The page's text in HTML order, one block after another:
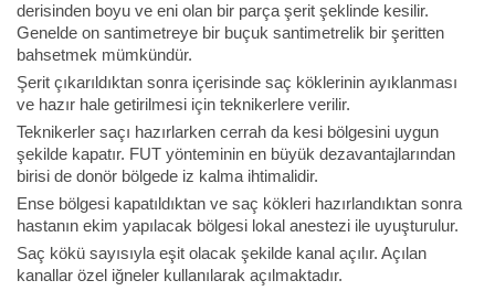
derisinden boyu ve eni olan bir parça şerit şeklinde kesilir.
Genelde on santimetreye bir buçuk santimetrelik bir şeritten
bahsetmek mümkündür.
Şerit çıkarıldıktan sonra içerisinde saç köklerinin ayıklanması
ve hazır hale getirilmesi için teknikerlere verilir.
Teknikerler saçı hazırlarken cerrah da kesi bölgesini uygun
şekilde kapatır. FUT yönteminin en büyük dezavantajlarından
birisi de donör bölgede iz kalma ihtimalidir.
Ense bölgesi kapatıldıktan ve saç kökleri hazırlandıktan sonra
hastanın ekim yapılacak bölgesi lokal anestezi ile uyuşturulur.
Saç kökü sayısıyla eşit olacak şekilde kanal açılır. Açılan
kanallar özel iğneler kullanılarak açılmaktadır.